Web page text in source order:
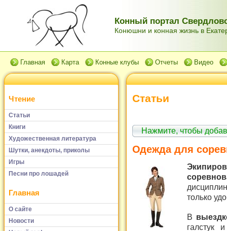
Конный портал
Конюшни и конная жизнь в
Главная Карта Конные клубы Отчеты Видео
Чтение
Статьи
Книги
Художественная литература
Шутки, анекдоты, приколы
Игры
Песни про лошадей
Главная
О сайте
Новости
Статьи
Нажмите, чтобы
Одежда для
только
В
галстук